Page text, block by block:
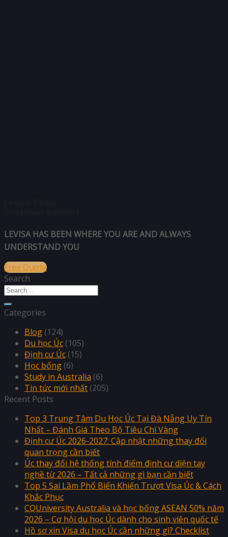
LEVISA HAS BEEN WHERE YOU ARE AND ALWAYS
UNDERSTAND YOU
Free Quote
Search
Categories
Blog (124)
Du học Úc (105)
Định cư Úc (15)
Học bổng (6)
Study in Australia (6)
Tin tức mới nhất (205)
Recent Posts
Top 3 Trung Tâm Du Học Úc Tại Đà Nẵng Uy Tín
Nhất – Đánh Giá Theo Bộ Tiêu Chí Vàng
Định cư Úc 2026-2027: Cập nhật những thay đổi
quan trọng cần biết
Úc thay đổi hệ thống tính điểm định cư diện tay
nghề từ 2026 – Tất cả những gì bạn cần biết
Top 5 Sai Lầm Phổ Biến Khiến Trượt Visa Úc & Cách
Khắc Phục
CQUniversity Australia và học bổng ASEAN 50% năm
2026 – Cơ hội du học Úc dành cho sinh viên quốc tế
Hồ sơ xin Visa du học Úc cần những gì? Checklist